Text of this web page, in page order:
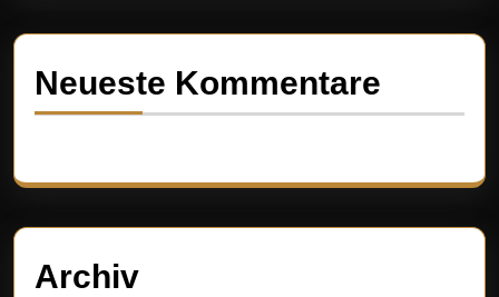
Neueste Kommentare
Archiv